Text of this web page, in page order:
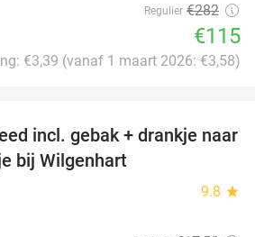
Regulier €282
€115
€3,39 (vanaf 1 maart 2026: €3,58)
43%
incl. gebak + drankje naar
bij Wilgenhart
9.8 star